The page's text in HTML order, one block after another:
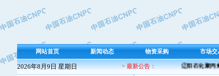
网站首页 新闻动态 物资采购 市场交
2026年8月9日 星期日 > 最新公告： 辽阳石化聚丙烯
·保定北奥石油物探特种车辆制造有限
·盘锦辽河油田天意石油装备有限公司
·沧州市电气控制设备厂
·南石力天传动件有限公司